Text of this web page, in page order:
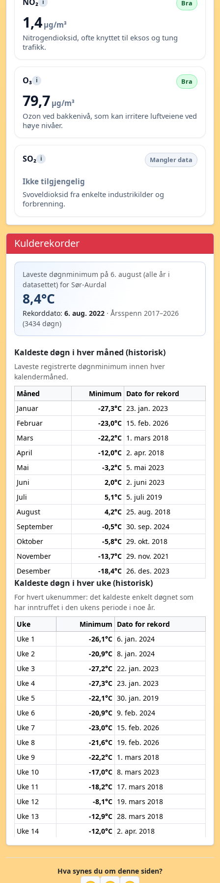
i Bra
1,4 µg/m³
Nitrogendioksid, ofte knyttet til eksos og tung
trafikk.
O₃ i Bra
79,7 µg/m³
Ozon ved bakkenivå, som kan irritere luftveiene ved
høye nivåer.
SO₂ i Mangler data
Ikke tilgjengelig
Svoveldioksid fra enkelte industrikilder og
forbrenning.
Kulderekorder
Laveste døgnminimum på 6. august (alle år i
datasettet) for Sør-Aurdal
8,4°C
Rekorddato: 6. aug. 2022 · Årsspenn 2017–2026
(3434 døgn)
Kaldeste døgn i hver måned (historisk)
Laveste registrerte døgnminimum innen hver
kalendermåned.
Måned
Minimum Dato for rekord
Januar
-27,3°C 23. jan. 2023
Februar
-23,0°C 15. feb. 2026
Mars
-22,2°C 1. mars 2018
April
-12,0°C 2. apr. 2018
Mai
-3,2°C 5. mai 2023
Juni
2,0°C 2. juni 2023
Juli
5,1°C 5. juli 2019
August
4,2°C 25. aug. 2018
September
-0,5°C 30. sep. 2024
Oktober
-5,8°C 29. okt. 2018
November
-13,7°C 29. nov. 2021
Desember
-18,4°C 26. des. 2023
Kaldeste døgn i hver uke (historisk)
For hvert ukenummer: det kaldeste enkelt døgnet som
har inntruffet i den ukens periode i noe år.
Uke
Minimum Dato for rekord
Uke 1
-26,1°C 6. jan. 2024
Uke 2
-20,9°C 8. jan. 2024
Uke 3
-27,2°C 22. jan. 2023
Uke 4
-27,3°C 23. jan. 2023
Uke 5
-22,1°C 30. jan. 2019
Uke 6
-20,9°C 9. feb. 2024
Uke 7
-23,0°C 15. feb. 2026
Uke 8
-21,6°C 19. feb. 2026
Uke 9
-22,2°C 1. mars 2018
Uke 10
-17,0°C 8. mars 2023
Uke 11
-18,2°C 17. mars 2018
Uke 12
-8,1°C 19. mars 2018
Uke 13
-12,9°C 28. mars 2018
Uke 14
-12,0°C 2. apr. 2018
Uke 15
-4,3°C 11. apr. 2018
Uke 16
-4,8°C 18. apr. 2017
-3,4°C 27. apr. 2017
Hva synes du om denne siden?